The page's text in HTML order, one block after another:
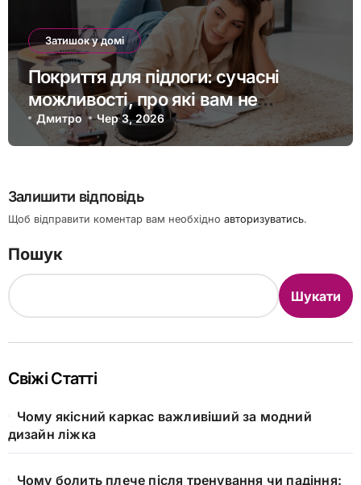
Затишок у домі
Покриття для підлоги: сучасні
можливості, про які вам не
розкажуть будівельники
Дмитро Чер 3, 2026
Залишити відповідь
Щоб відправити коментар вам необхідно авторизуватись.
Пошук
Шукати
Свіжі Статті
Чому якісний каркас важливіший за модний
дизайн ліжка
Чому болить плече після тренування чи падіння: